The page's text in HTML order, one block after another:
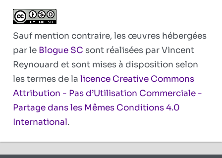
Sauf mention contraire, les œuvres hébergées
par le Blogue SC sont réalisées par Vincent
Reynouard et sont mises à disposition selon
les termes de la licence Creative Commons
Attribution - Pas d’Utilisation Commerciale -
Partage dans les Mêmes Conditions 4.0
International.